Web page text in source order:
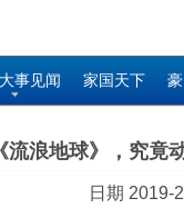
事见闻 家国天下
《流浪地球》，究竟
日期 2019-